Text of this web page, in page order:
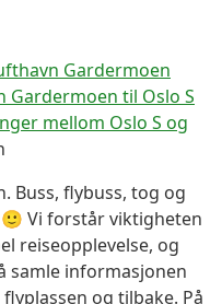
Gardermoen
Gardermoen til Oslo S
mellom Oslo S og
Buss, flybuss, tog og
Vi forstår viktigheten
reiseopplevelse, og
samle informasjonen
og tilbake. På